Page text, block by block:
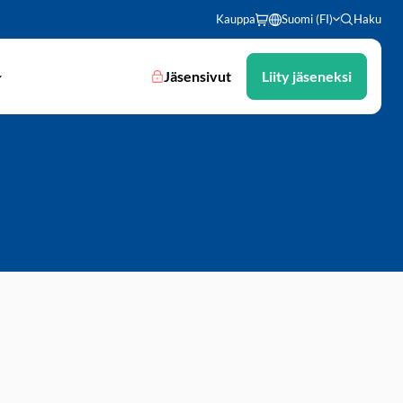
Kauppa Suomi (FI) Haku
Jäsensivut Liity jäseneksi